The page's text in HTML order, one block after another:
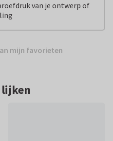
van je ontwerp of
mijn favorieten
lijken